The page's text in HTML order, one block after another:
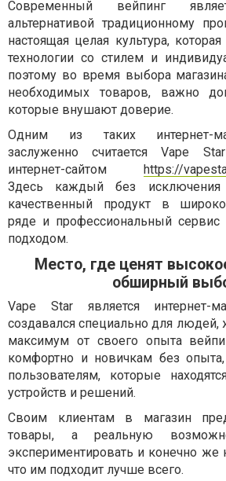
Современный вейпинг
альтернативой традиционному
настоящая целая культура,
технологии со стилем и
поэтому во время выбора
необходимых товаров, важно
которые внушают доверие.
Одним из таких интернет-
заслуженно считается Vape
интернет-сайтом https://
Здесь каждый без исключения
качественный продукт в
ряде и профессиональный
подходом.
Место, где ценят
обширный
Vape Star является интернет-
создавался специально для
максимум от своего опыта
комфортно и новичкам без
пользователям, которые
устройств и решений.
Своим клиентам в магазин
товары, а реальную
экспериментировать и конечно же
что им подходит лучше всего.